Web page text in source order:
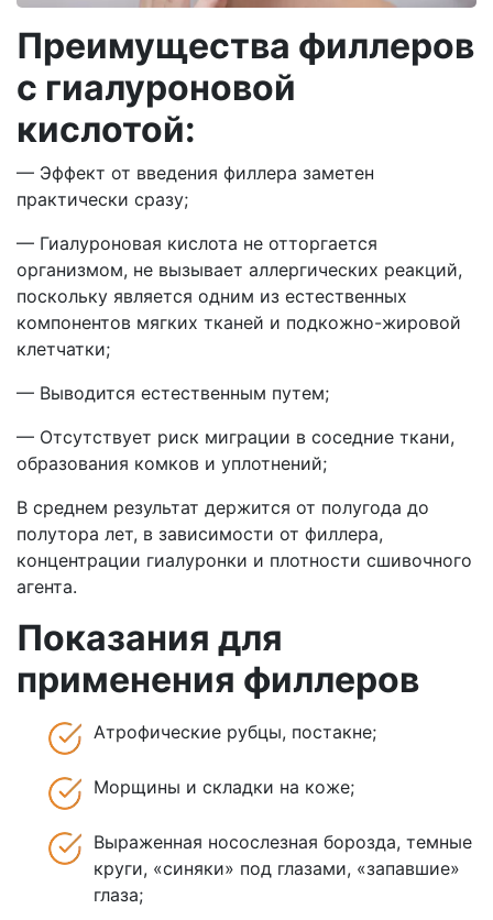
Преимущества филлеров
с гиалуроновой
кислотой:
— Эффект от введения филлера заметен
практически сразу;
— Гиалуроновая кислота не отторгается
организмом, не вызывает аллергических реакций,
поскольку является одним из естественных
компонентов мягких тканей и подкожно-жировой
клетчатки;
— Выводится естественным путем;
— Отсутствует риск миграции в соседние ткани,
образования комков и уплотнений;
В среднем результат держится от полугода до
полутора лет, в зависимости от филлера,
концентрации гиалуронки и плотности сшивочного
агента.
Показания для
применения филлеров
Атрофические рубцы, постакне;
Морщины и складки на коже;
Выраженная носослезная борозда, темные
круги, «синяки» под глазами, «запавшие»
глаза;